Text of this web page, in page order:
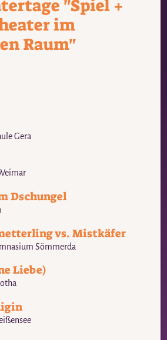
"Spiel +
im
Raum"
Gera
Dschungel
vs. Mistkäfer
Sömmerda
Liebe)